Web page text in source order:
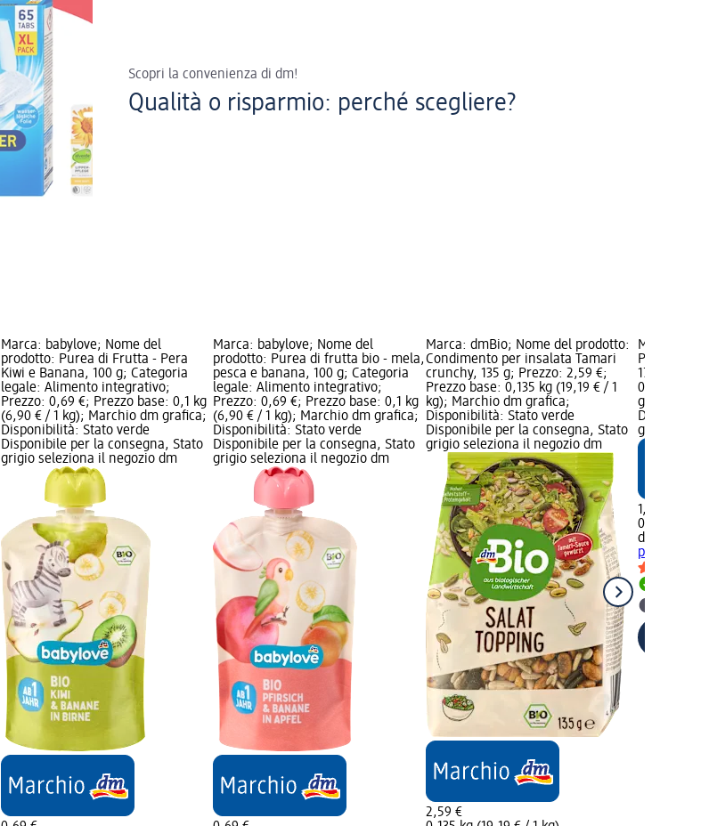
Scopri la convenienza di dm!
Qualità o risparmio: perché scegliere?
Marca: babylove; Nome del
prodotto: Purea di Frutta - Pera
Kiwi e Banana, 100 g; Categoria
legale: Alimento integrativo;
Prezzo: 0,69 €; Prezzo base: 0,1 kg
(6,90 € / 1 kg); Marchio dm grafica;
Disponibilità: Stato verde
Disponibile per la consegna, Stato
grigio seleziona il negozio dm
Marca: babylove; Nome del
prodotto: Purea di frutta bio - mela,
pesca e banana, 100 g; Categoria
legale: Alimento integrativo;
Prezzo: 0,69 €; Prezzo base: 0,1 kg
(6,90 € / 1 kg); Marchio dm grafica;
Disponibilità: Stato verde
Disponibile per la consegna, Stato
grigio seleziona il negozio dm
Marca: dmBio; Nome del prodotto:
Condimento per insalata Tamari
crunchy, 135 g; Prezzo: 2,59 €;
Prezzo base: 0,135 kg (19,19 € / 1
kg); Marchio dm grafica;
Disponibilità: Stato verde
Disponibile per la consegna, Stato
grigio seleziona il negozio dm
2,59 €
Marca:
Preparato
175 g;
0,175 kg
grafica;
Disponibile
grigio
1,99 €
0,175 kg
dmBio
piccanti,